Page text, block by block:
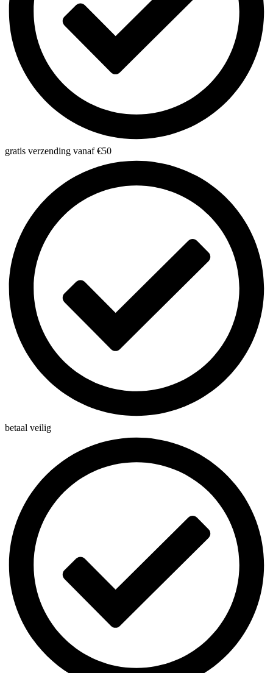
gratis verzending vanaf €50
betaal veilig